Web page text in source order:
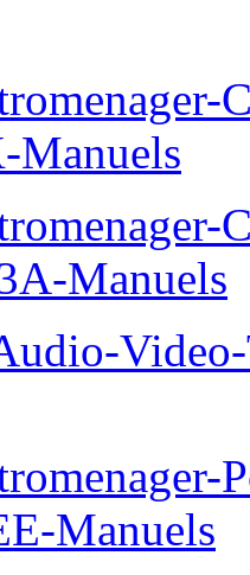
Manuels
Manuels